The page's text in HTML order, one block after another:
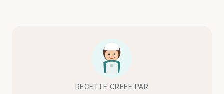
RECETTE CREEE PAR